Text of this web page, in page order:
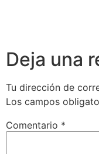
Deja una
Tu dirección de
Los campos
Comentario *